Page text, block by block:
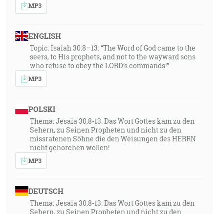
MP3
ENGLISH
Topic: Isaiah 30:8–13: “The Word of God came to the
seers, to His prophets, and not to the wayward sons
who refuse to obey the LORD’s commands!”
MP3
POLSKI
Thema: Jesaia 30,8-13: Das Wort Gottes kam zu den
Sehern, zu Seinen Propheten und nicht zu den
missratenen Söhne die den Weisungen des HERRN
nicht gehorchen wollen!
MP3
DEUTSCH
Thema: Jesaia 30,8-13: Das Wort Gottes kam zu den
Sehern, zu Seinen Propheten und nicht zu den